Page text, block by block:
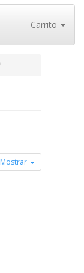
Carrito
Mostrar